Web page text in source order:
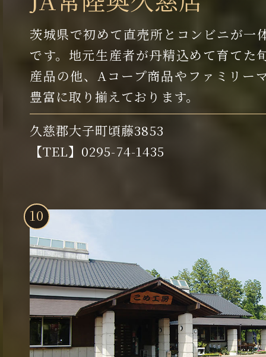
茨城県で初めて直売所とコンビニが一
です。地元生産者が丹精込めて育てた
産品の他、Aコープ商品やファミリー
豊富に取り揃えております。
久慈郡大子町頃藤3853
【TEL】0295-74-1435